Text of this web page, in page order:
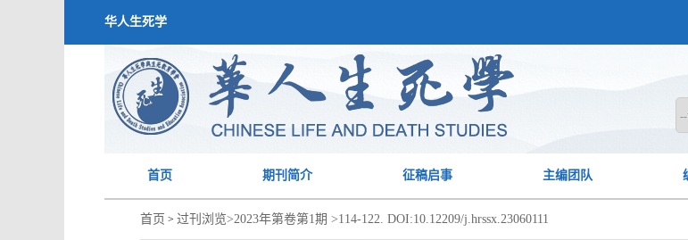
华人生死学
首页 期刊简介 征稿启事 主编团队
首页 > 过刊浏览>2023年第卷第1期 >114-122. DOI:10.12209/j.hrssx.23060111